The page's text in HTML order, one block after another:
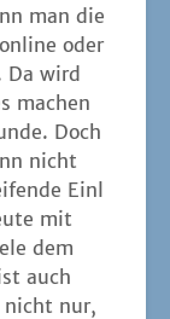
man die
oder
Da wird
machen
Doch
nicht
Ein­l
mit
dem
auch
nur,